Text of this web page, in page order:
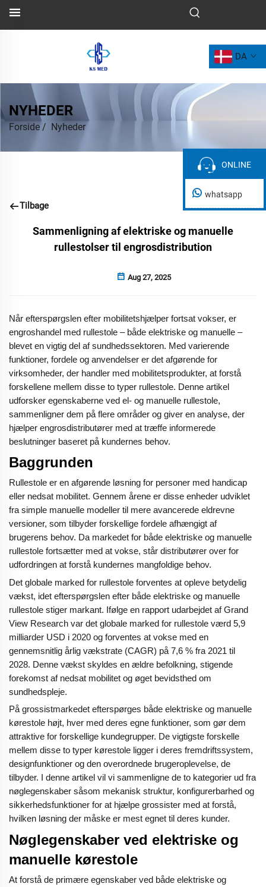
DA
NYHEDER
Forside/ Nyheder
Tilbage
Sammenligning af elektriske og manuelle
rullestolser til engrosdistribution
Aug 27, 2025
Når efterspørgslen efter mobilitetshjælper fortsat vokser, er
engroshandel med rullestole – både elektriske og manuelle –
blevet en vigtig del af sundhedssektoren. Med varierende
funktioner, fordele og anvendelser er det afgørende for
virksomheder, der handler med mobilitetsprodukter, at forstå
forskellene mellem disse to typer rullestole. Denne artikel
udforsker egenskaberne ved el- og manuelle rullestole,
sammenligner dem på flere områder og giver en analyse, der
hjælper engrosdistributører med at træffe informerede
beslutninger baseret på kundernes behov.
Baggrunden
Rullestole er en afgørende løsning for personer med handicap
eller nedsat mobilitet. Gennem årene er disse enheder udviklet
fra simple manuelle modeller til mere avancerede eldrevne
versioner, som tilbyder forskellige fordele afhængigt af
brugerens behov. Da markedet for både elektriske og manuelle
rullestole fortsætter med at vokse, står distributører over for
udfordringen at forstå kundernes mangfoldige behov.
Det globale marked for rullestole forventes at opleve betydelig
vækst, idet efterspørgslen efter både elektriske og manuelle
rullestole stiger markant. Ifølge en rapport udarbejdet af Grand
View Research var det globale marked for rullestole værd 5,9
milliarder USD i 2020 og forventes at vokse med en
gennemsnitlig årlig vækstrate (CAGR) på 7,6 % fra 2021 til
2028. Denne vækst skyldes en ældre befolkning, stigende
forekomst af nedsat mobilitet og øget bevidsthed om
sundhedspleje.
På grossistmarkedet efterspørges både elektriske og manuelle
kørestole højt, hver med deres egne funktioner, som gør dem
attraktive for forskellige kundegrupper. De vigtigste forskelle
mellem disse to typer kørestole ligger i deres fremdriftssystem,
designfunktioner og den overordnede brugeroplevelse, de
tilbyder. I denne artikel vil vi sammenligne de to kategorier ud fra
nøglegenskaber såsom mekanisk struktur, konfigurerbarhed og
sikkerhedsfunktioner for at hjælpe grossister med at forstå,
hvilken løsning der måske er mest egnet til deres kunder.
Nøglegenskaber ved elektriske og
manuelle kørestole
At forstå de primære egenskaber ved både elektriske og
ONLINE
ONLINE
whatsapp